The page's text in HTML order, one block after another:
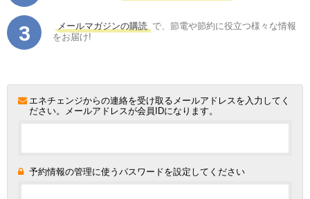
メールマガジンの購読 で、節電や節約に役立つ様々な情報
をお届け!
エネチェンジからの連絡を受け取るメールアドレスを入力してく
ださい。メールアドレスが会員IDになります。
予約情報の管理に使うパスワードを設定してください